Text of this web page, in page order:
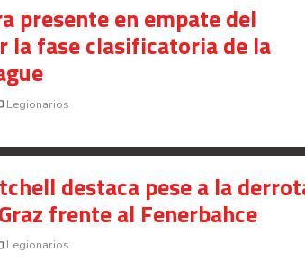
presente en empate del
la fase clasificatoria de la
Legionarios
destaca pese a la
frente al Fenerbahce
Legionarios